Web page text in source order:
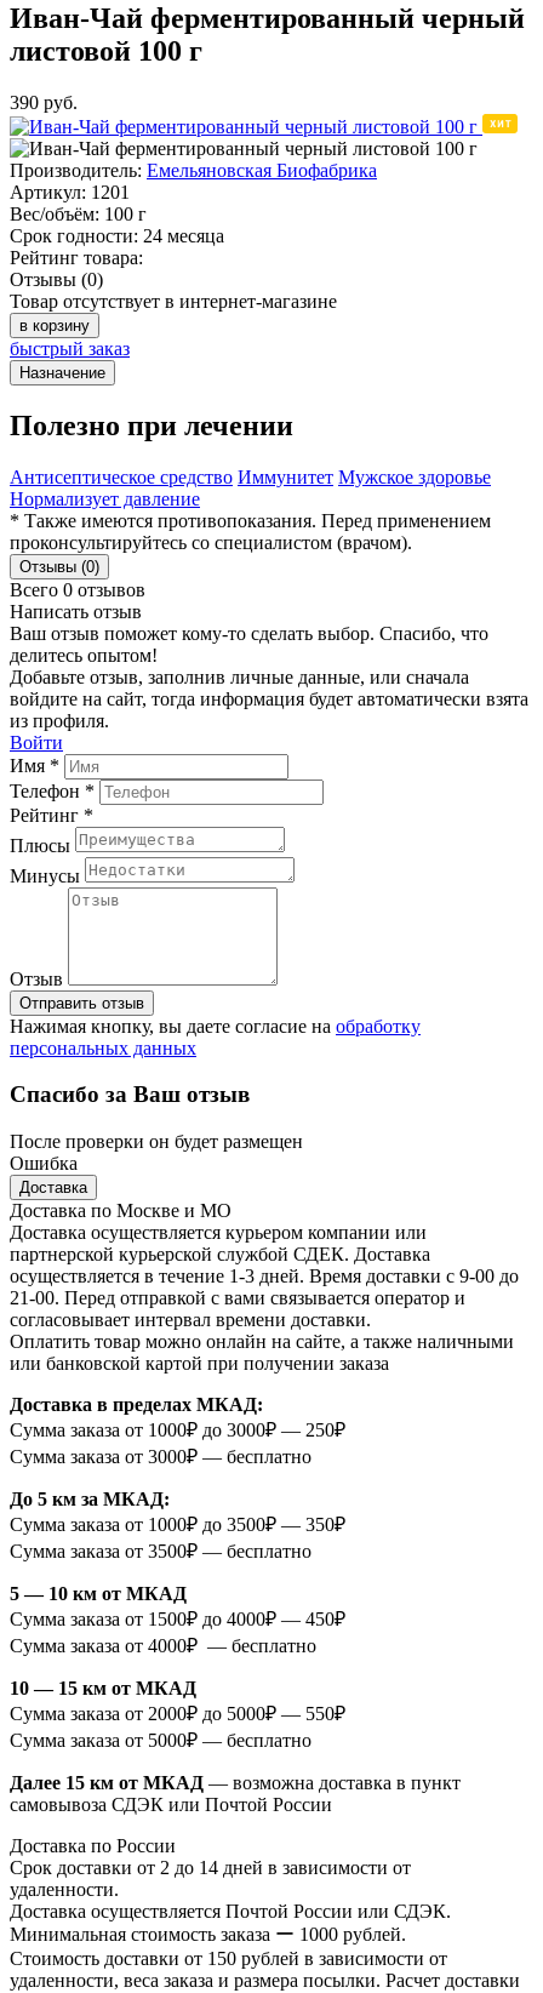
Иван-Чай ферментированный черный
листовой 100 г
390 руб.
Производитель: Емельяновская Биофабрика
Артикул: 1201
Вес/объём: 100 г
Срок годности: 24 месяца
Рейтинг товара:
Отзывы (0)
Товар отсутствует в интернет-магазине
в корзину
быстрый заказ
Назначение
Полезно при лечении
Антисептическое средство Иммунитет Мужское здоровье
Нормализует давление
* Также имеются противопоказания. Перед применением
проконсультируйтесь со специалистом (врачом).
Отзывы (0)
Всего 0 отзывов
Написать отзыв
Ваш отзыв поможет кому-то сделать выбор. Спасибо, что
делитесь опытом!
Добавьте отзыв, заполнив личные данные, или сначала
войдите на сайт, тогда информация будет автоматически взята
из профиля.
Войти
Имя *
Телефон *
Рейтинг *
Плюсы
Минусы
Отзыв
Отправить отзыв
Нажимая кнопку, вы даете согласие на обработку
персональных данных
Спасибо за Ваш отзыв
После проверки он будет размещен
Ошибка
Доставка
Доставка по Москве и МО
Доставка осуществляется курьером компании или
партнерской курьерской службой СДЕК. Доставка
осуществляется в течение 1-3 дней. Время доставки с 9-00 до
21-00. Перед отправкой с вами связывается оператор и
согласовывает интервал времени доставки.
Оплатить товар можно онлайн на сайте, а также наличными
или банковской картой при получении заказа
Доставка в пределах МКАД:
Сумма заказа от 1000₽ до 3000₽ — 250₽
Сумма заказа от 3000₽ — бесплатно
До 5 км за МКАД:
Сумма заказа от 1000₽ до 3500₽ — 350₽
Сумма заказа от 3500₽ — бесплатно
5 — 10 км от МКАД
Сумма заказа от 1500₽ до 4000₽ — 450₽
Сумма заказа от 4000₽ — бесплатно
10 — 15 км от МКАД
Сумма заказа от 2000₽ до 5000₽ — 550₽
Сумма заказа от 5000₽ — бесплатно
Далее 15 км от МКАД — возможна доставка в пункт
самовывоза СДЭК или Почтой России
Доставка по России
Срок доставки от 2 до 14 дней в зависимости от
удаленности.
Доставка осуществляется Почтой России или СДЭК.
Минимальная стоимость заказа ー 1000 рублей.
Стоимость доставки от 150 рублей в зависимости от
удаленности, веса заказа и размера посылки. Расчет доставки